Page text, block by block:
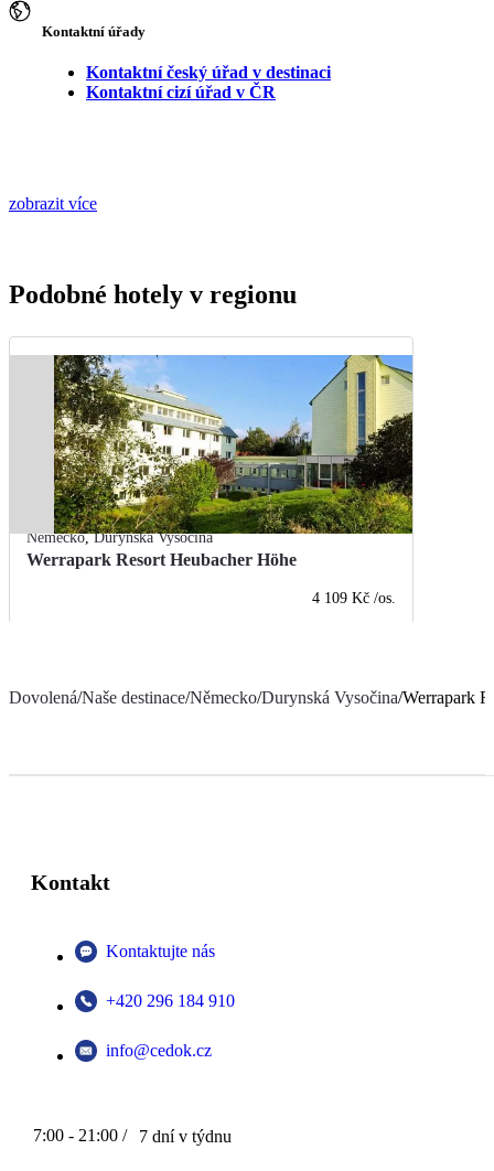
Kontaktní úřady
Kontaktní český úřad v destinaci
Kontaktní cizí úřad v ČR
zobrazit více
Podobné hotely v regionu
Německo,Durynská Vysočina
Werrapark Resort Heubacher Höhe
4 109 Kč /os.
Dovolená/Naše destinace/Německo/Durynská Vysočina/Werrapark
Kontakt
Kontaktujte nás
+420 296 184 910
info@cedok.cz
7:00 - 21:00 / 7 dní v týdnu